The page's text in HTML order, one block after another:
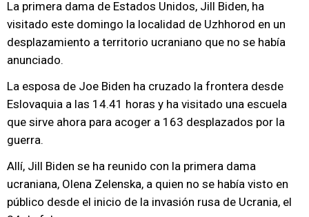
La primera dama de Estados Unidos, Jill Biden, ha
visitado este domingo la localidad de Uzhhorod en un
desplazamiento a territorio ucraniano que no se había
anunciado.
La esposa de Joe Biden ha cruzado la frontera desde
Eslovaquia a las 14.41 horas y ha visitado una escuela
que sirve ahora para acoger a 163 desplazados por la
guerra.
Allí, Jill Biden se ha reunido con la primera dama
ucraniana, Olena Zelenska, a quien no se había visto en
público desde el inicio de la invasión rusa de Ucrania, el